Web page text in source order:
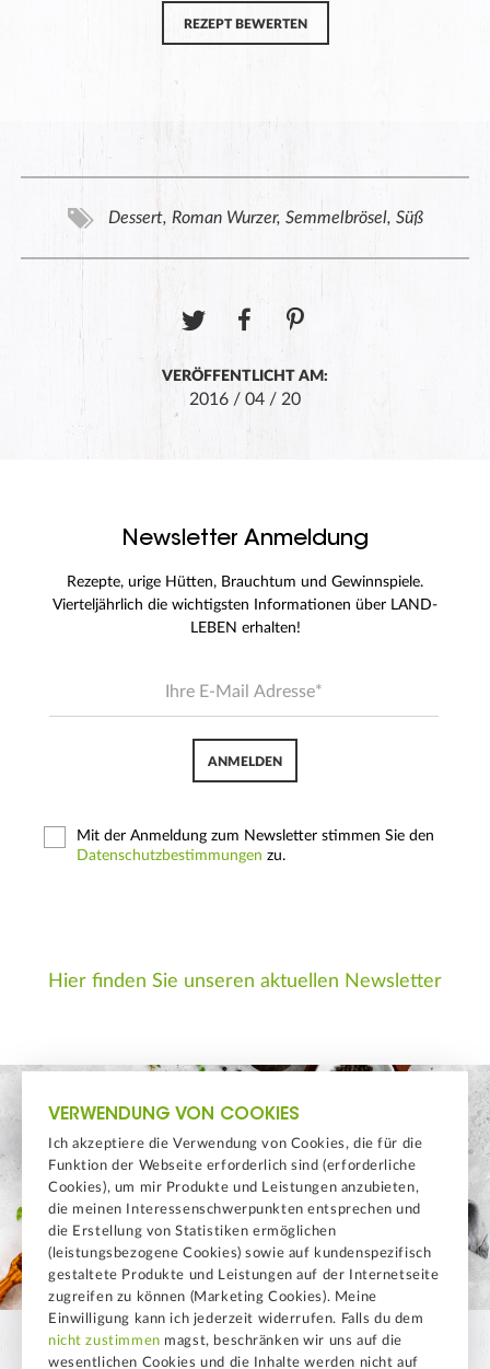
REZEPT BEWERTEN
Dessert, Roman Wurzer, Semmelbrösel, Süß
VERÖFFENTLICHT AM:
2016 / 04 / 20
Newsletter Anmeldung
Rezepte, urige Hütten, Brauchtum und Gewinnspiele.
Vierteljährlich die wichtigsten Informationen über LAND-
LEBEN erhalten!
ANMELDEN
Mit der Anmeldung zum Newsletter stimmen Sie den
Datenschutzbestimmungen zu.
Hier finden Sie unseren aktuellen Newsletter
VERWENDUNG VON COOKIES
Ich akzeptiere die Verwendung von Cookies, die für die
Funktion der Webseite erforderlich sind (erforderliche
Cookies), um mir Produkte und Leistungen anzubieten,
die meinen Interessenschwerpunkten entsprechen und
die Erstellung von Statistiken ermöglichen
(leistungsbezogene Cookies) sowie auf kundenspezifisch
gestaltete Produkte und Leistungen auf der Internetseite
zugreifen zu können (Marketing Cookies). Meine
Einwilligung kann ich jederzeit widerrufen. Falls du dem
nicht zustimmen magst, beschränken wir uns auf die
wesentlichen Cookies und die Inhalte werden nicht auf